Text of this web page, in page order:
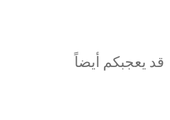
قد يعجبكم أيضاً